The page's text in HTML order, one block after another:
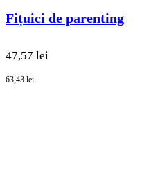
Fițuici de parenting
47,57 lei
63,43 lei